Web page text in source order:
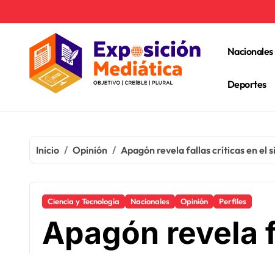
Nacionales
Deportes
Inicio Opinión Apagón revela fallas críticas en el
Ciencia y Tecnología Nacionales Opinión Perfiles
Apagón revela